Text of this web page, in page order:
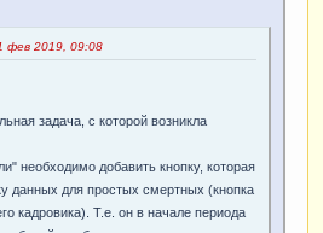
фев 2019, 09:08
задача, с которой возникла
необходимо добавить кнопку, которая
данных для простых смертных (кнопка
кадровика). Т.е. он в начале периода